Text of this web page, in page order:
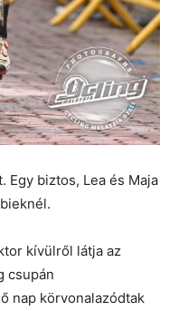
Egy biztos, Lea és Maja
kívülről látja az
csupán
nap körvonalazódtak